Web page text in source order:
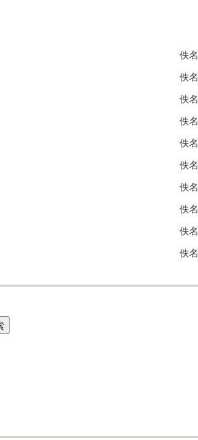
佚名
佚名
佚名
佚名
佚名
佚名
佚名
佚名
佚名
佚名